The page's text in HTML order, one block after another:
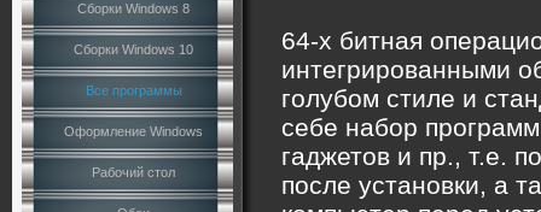
Сборки Windows 8
Сборки Windows 10
Все программы
Оформление Windows
Рабочий стол
64-х битная
интегрированными
голубом стиле и
себе набор
гаджетов и пр., т.е.
после установки, а